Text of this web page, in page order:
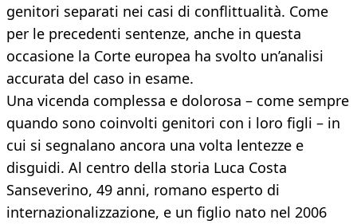
genitori separati nei casi di conflittualità. Come
per le precedenti sentenze, anche in questa
occasione la Corte europea ha svolto un’analisi
accurata del caso in esame.
Una vicenda complessa e dolorosa – come sempre
quando sono coinvolti genitori con i loro figli – in
cui si segnalano ancora una volta lentezze e
disguidi. Al centro della storia Luca Costa
Sanseverino, 49 anni, romano esperto di
internazionalizzazione, e un figlio nato nel 2006